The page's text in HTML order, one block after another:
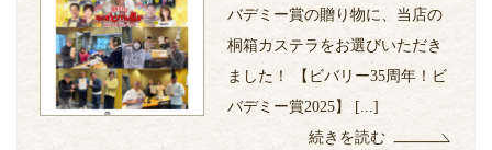
バデミー賞の贈り物に、当店の
桐箱カステラをお選びいただき
ました！ 【ビバリー35周年！ビ
バデミー賞2025】 [...]
続きを読む